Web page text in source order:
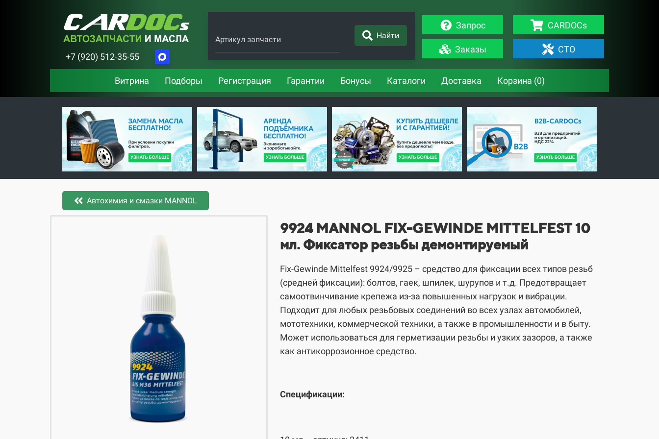
+7 (920) 512-35-55
Артикул запчасти Найти
Запрос
Заказы
CARDOCs
СТО
Витрина Подборы Регистрация Гарантии Бонусы Каталоги Доставка Корзина (0)
Автохимия и смазки MANNOL
​​​​9924 MANNOL FIX-GEWINDE MITTELFEST 10
мл. Фиксатор резьбы демонтируемый
Fix-Gewinde Mittelfest 9924/9925 – средство для фиксации всех типов резьб
(средней фиксации): болтов, гаек, шпилек, шурупов и т.д. Предотвращает
самоотвинчивание крепежа из-за повышенных нагрузок и вибрации.
Подходит для любых резьбовых соединений во всех узлах автомобилей,
мототехники, коммерческой техники, а также в промышленности и в быту.
Может использоваться для герметизации резьбы и узких зазоров, а также
как антикоррозионное средство.
Спецификации: